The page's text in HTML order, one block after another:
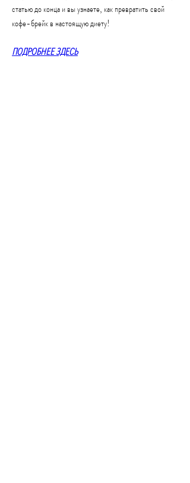
статью до конца и вы узнаете, как превратить свой
кофе-брейк в настоящую диету!
ПОДРОБНЕЕ ЗДЕСЬ